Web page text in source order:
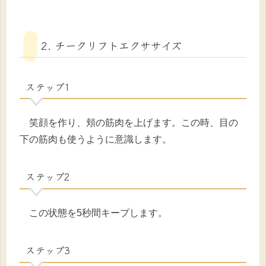
2. チークリフトエクササイズ
ステップ1
笑顔を作り、頬の筋肉を上げます。この時、目の
下の筋肉も使うように意識します。
ステップ2
この状態を5秒間キープします。
ステップ3